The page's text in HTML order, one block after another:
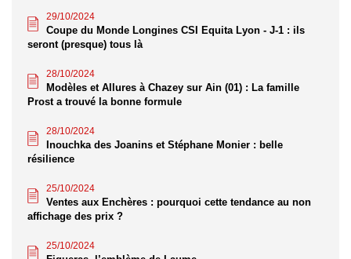
29/10/2024
Coupe du Monde Longines CSI Equita Lyon - J-1 : ils
seront (presque) tous là
28/10/2024
Modèles et Allures à Chazey sur Ain (01) : La famille
Prost a trouvé la bonne formule
28/10/2024
Inouchka des Joanins et Stéphane Monier : belle
résilience
25/10/2024
Ventes aux Enchères : pourquoi cette tendance au non
affichage des prix ?
25/10/2024